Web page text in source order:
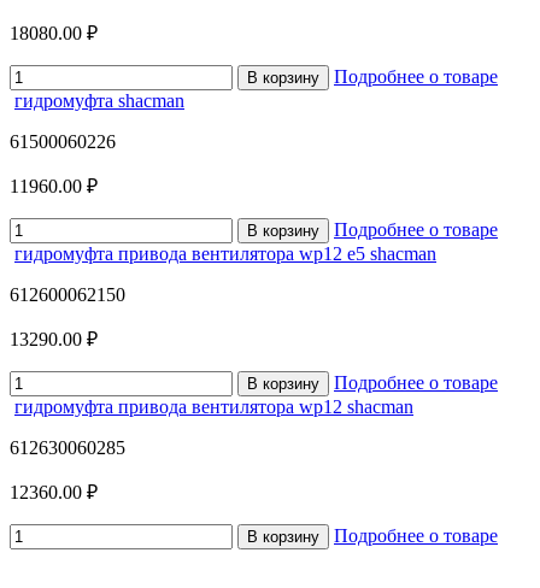
18080.00 ₽
В корзину
Подробнее о товаре
гидромуфта shacman
61500060226
11960.00 ₽
В корзину
Подробнее о товаре
гидромуфта привода вентилятора wp12 e5 shacman
612600062150
13290.00 ₽
В корзину
Подробнее о товаре
гидромуфта привода вентилятора wp12 shacman
612630060285
12360.00 ₽
В корзину Подробнее о товаре